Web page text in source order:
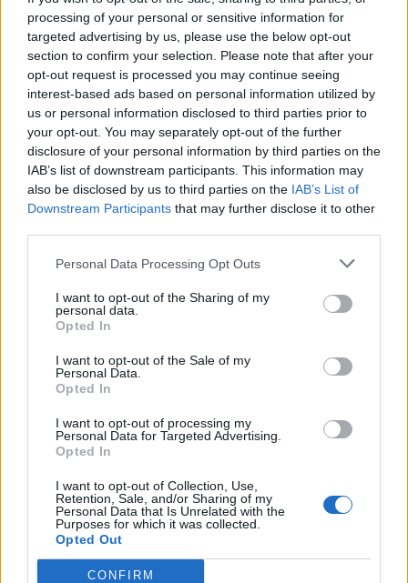
processing of your personal or sensitive information for
targeted advertising by us, please use the below opt-out
section to confirm your selection. Please note that after your
opt-out request is processed you may continue seeing
interest-based ads based on personal information utilized by
us or personal information disclosed to third parties prior to
your opt-out. You may separately opt-out of the further
disclosure of your personal information by third parties on the
IAB’s list of downstream participants. This information may
also be disclosed by us to third parties on the IAB’s List of
Downstream Participants that may further disclose it to other
Personal Data Processing Opt Outs
I want to opt-out of the Sharing of my
personal data.
Opted In
I want to opt-out of the Sale of my
Personal Data.
Opted In
I want to opt-out of processing my
Personal Data for Targeted Advertising.
Opted In
I want to opt-out of Collection, Use,
Retention, Sale, and/or Sharing of my
Personal Data that Is Unrelated with the
Purposes for which it was collected.
Opted Out
CONFIRM
ΡΟΗ ΕΙΔΗΣΕΩΝ
ΕΙΔΗΣΕΙΣ 09 Αυγούστου 2026 15:06
Eπίθεση σε νοσηλεύτρια στον «Ερυθρό Σταυρό»:
Ασθενής την άρπαξε από τα μαλλιά και την χτύπησε